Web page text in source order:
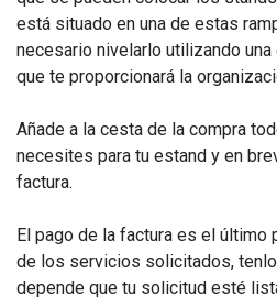
está situado en una de estas
necesario nivelarlo utilizando una
que te proporcionará la
Añade a la cesta de la compra
necesites para tu estand y en
factura.
El pago de la factura es el último
de los servicios solicitados,
depende que tu solicitud esté